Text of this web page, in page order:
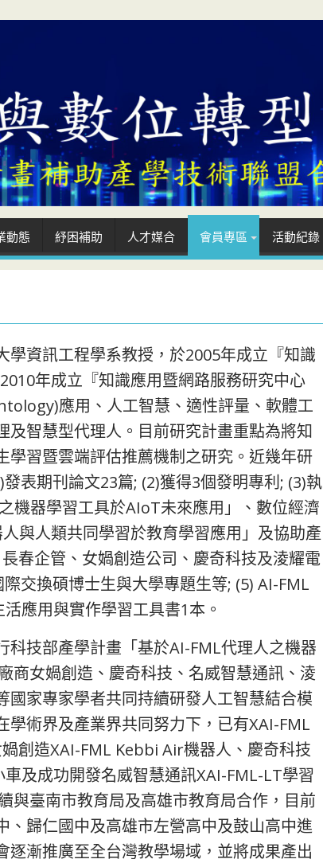
動態 紓困補助 人才媒合 會員專區 活動紀錄
資訊工程學系教授，於2005年成立『知識
年成立『知識應用暨網路服務研究中心
應用、人工智慧、適性評量、軟體工
智慧型代理人。目前研究計畫重點為將知
習暨雲端評估推薦機制之研究。近幾年研
表期刊論文23篇; (2)獲得3個發明專利; (3)執
機器學習工具於AIoT未來應用」、數位經濟
與人類共同學習於教育學習應用」及協助產
春企管、女媧創造公司、慶奇科技及淩耀電
交換碩博士生與大學專題生等; (5) AI-FML
應用與實作學習工具書1本。
技部產學計畫「基於AI-FML代理人之機器
商女媧創造、慶奇科技、名威智慧通訊、淩
家專家學者共同持續研發人工智慧結合模
術界及產業界共同努力下，已有XAI-FML
創造XAI-FML Kebbi Air機器人、慶奇科技
及成功開發名威智慧通訊XAI-FML-LT學習
與臺南市教育局及高雄市教育局合作，目前
歸仁國中及高雄市左營高中及鼓山高中進
漸推廣至全台灣教學場域，並將成果產出